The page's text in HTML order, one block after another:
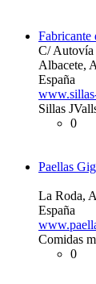
Fabricante
C/ Autovía
Albacete,
España
Sillas
0
Paellas
La Roda,
España
Comidas
0